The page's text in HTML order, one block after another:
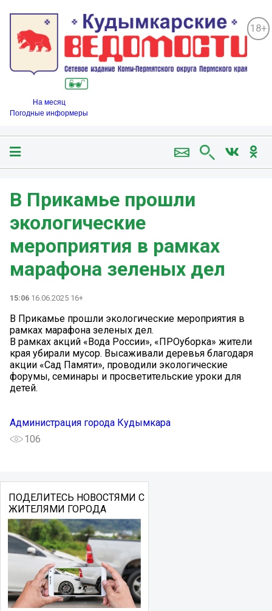
18+
На месяц
Погодные информеры
В Прикамье прошли
экологические
мероприятия в рамках
марафона зеленых дел
15:06 16.06.2025 16+
В Прикамье прошли экологические мероприятия в
рамках марафона зеленых дел.
В рамках акций «Вода России», «ПРОуборка» жители
края убирали мусор. Высаживали деревья благодаря
акции «Сад Памяти», проводили экологические
форумы, семинары и просветительские уроки для
детей.
Администрация города Кудымкара
106
ПОДЕЛИТЕСЬ НОВОСТЯМИ С
ЖИТЕЛЯМИ ГОРОДА